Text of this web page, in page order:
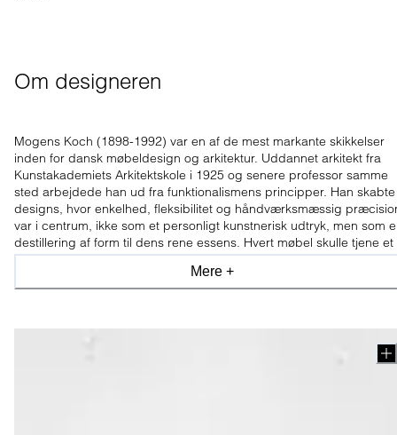
Om designeren
Mogens Koch (1898-1992) var en af de mest markante skikkelser
inden for dansk møbeldesign og arkitektur. Uddannet arkitekt fra
Kunstakademiets Arkitektskole i 1925 og senere professor samme
sted arbejdede han ud fra funktionalismens principper. Han skabte
designs, hvor enkelhed, fleksibilitet og håndværksmæssig
var i centrum, ikke som et personligt kunstnerisk udtryk, men som
destillering af form til dens rene essens. Hvert møbel skulle tjene et
klart formål med en underspillet elegance og lang levetid.
Mere +